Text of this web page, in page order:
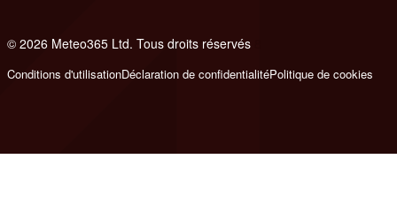
© 2026 Meteo365 Ltd. Tous droits réservés
Conditions d'utilisationDéclaration de confidentialitéPolitique de cookies